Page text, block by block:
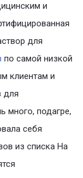
и
для
по самой низкой
клиентам и
для
много, подагре,
себя
из списка На